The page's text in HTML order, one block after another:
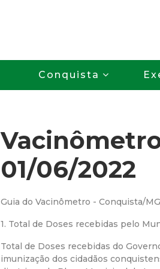
Conquista
01/06/2022
Guia do Vacinômetro - Conquista/MG
1. Total de Doses recebidas pelo
Total de Doses recebidas do
imunização dos cidadãos